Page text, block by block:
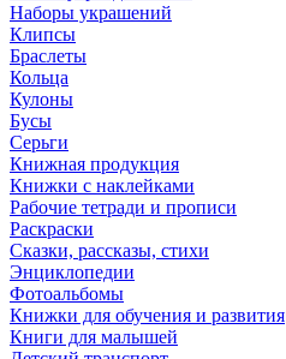
Наборы украшений
Клипсы
Браслеты
Кольца
Кулоны
Бусы
Серьги
Книжная продукция
Книжки с наклейками
Рабочие тетради и прописи
Раскраски
Сказки, рассказы, стихи
Энциклопедии
Фотоальбомы
Книжки для обучения и развития
Книги для малышей